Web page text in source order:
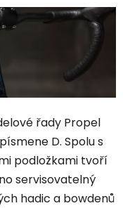
řady Propel
D. Spolu s
podložkami tvoří
servisovatelný
hadic a bowdenů